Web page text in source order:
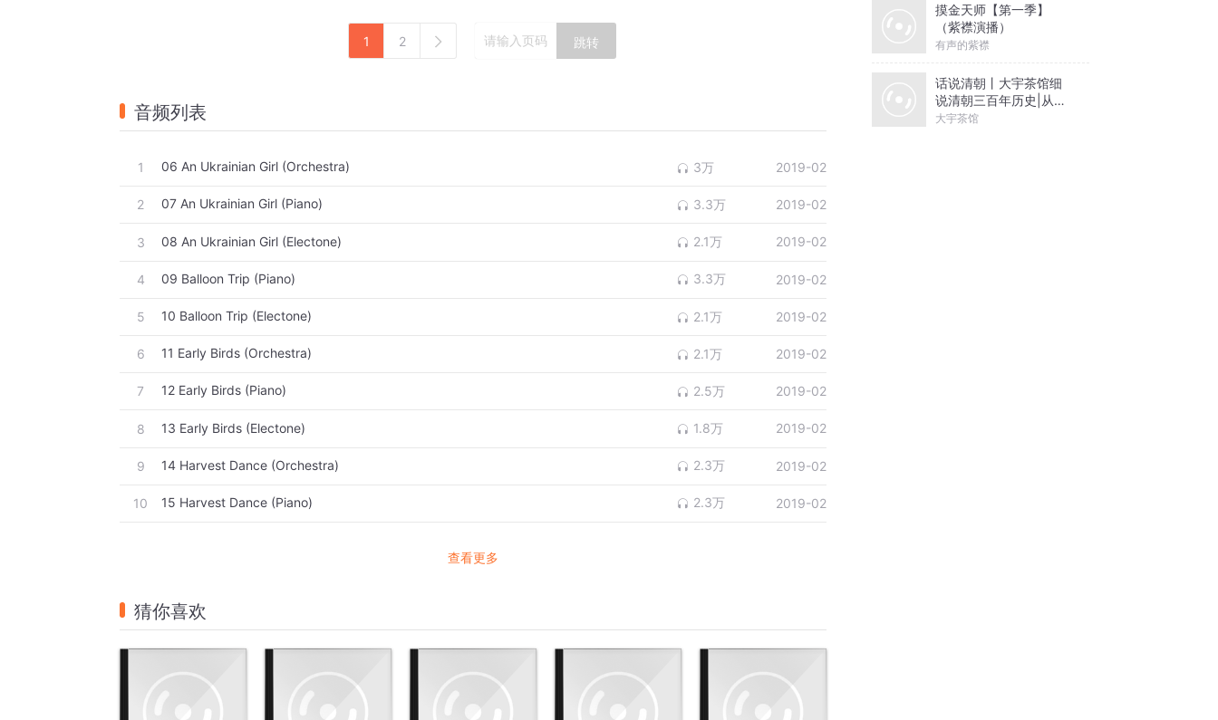
1 2 跳转
音频列表
1 06 An Ukrainian Girl (Orchestra) 3万 2019-02
2 07 An Ukrainian Girl (Piano) 3.3万 2019-02
3 08 An Ukrainian Girl (Electone) 2.1万 2019-02
4 09 Balloon Trip (Piano) 3.3万 2019-02
5 10 Balloon Trip (Electone) 2.1万 2019-02
6 11 Early Birds (Orchestra) 2.1万 2019-02
7 12 Early Birds (Piano) 2.5万 2019-02
8 13 Early Birds (Electone) 1.8万 2019-02
9 14 Harvest Dance (Orchestra) 2.3万 2019-02
10 15 Harvest Dance (Piano) 2.3万 2019-02
查看更多
猜你喜欢
摸金天师【第一季】
（紫襟演播）
有声的紫襟
话说清朝丨大宇茶馆细
说清朝三百年历史|从努
尔哈赤到末代皇帝溥仪|
大宇茶馆